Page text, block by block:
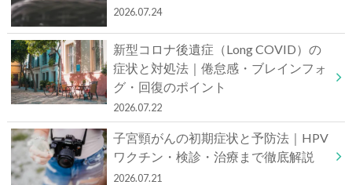
2026.07.24
新型コロナ後遺症（Long COVID）の
症状と対処法｜倦怠感・ブレインフォ
グ・回復のポイント
2026.07.22
子宮頸がんの初期症状と予防法｜HPV
ワクチン・検診・治療まで徹底解説
2026.07.21